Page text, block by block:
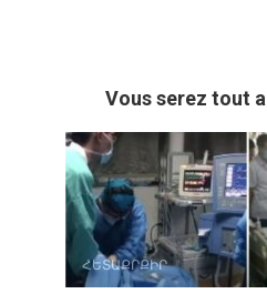
Vous serez tout
ՀԵՏԱՔՐՔԻՐ